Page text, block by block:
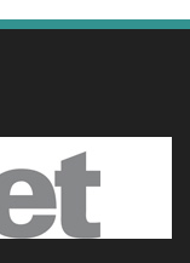
pour se
Navone et
de Montréal
mais qui